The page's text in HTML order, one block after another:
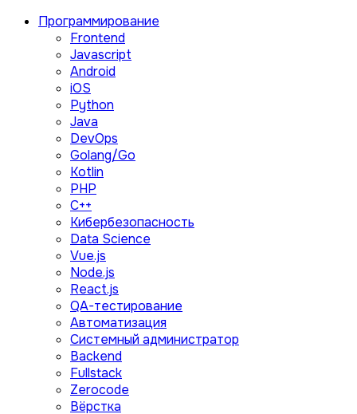
Программирование
Frontend
Javascript
Android
iOS
Python
Java
DevOps
Golang/Go
Kotlin
PHP
C++
Кибербезопасность
Data Science
Vue.js
Node.js
React.js
QA-тестирование
Автоматизация
Системный администратор
Backend
Fullstack
Zerocode
Вёрстка